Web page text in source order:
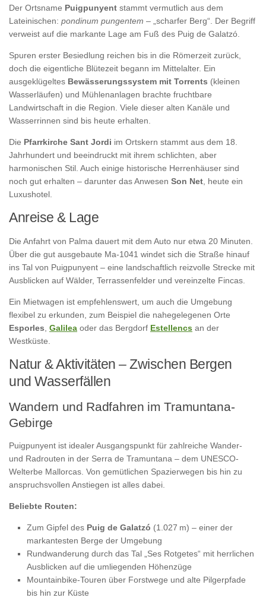
Der Ortsname Puigpunyent stammt vermutlich aus dem
Lateinischen: pondinum pungentem – „scharfer Berg“. Der Begriff
verweist auf die markante Lage am Fuß des Puig de Galatzó.
Spuren erster Besiedlung reichen bis in die Römerzeit zurück,
doch die eigentliche Blütezeit begann im Mittelalter. Ein
ausgeklügeltes Bewässerungssystem mit Torrents (kleinen
Wasserläufen) und Mühlenanlagen brachte fruchtbare
Landwirtschaft in die Region. Viele dieser alten Kanäle und
Wasserrinnen sind bis heute erhalten.
Die Pfarrkirche Sant Jordi im Ortskern stammt aus dem 18.
Jahrhundert und beeindruckt mit ihrem schlichten, aber
harmonischen Stil. Auch einige historische Herrenhäuser sind
noch gut erhalten – darunter das Anwesen Son Net , heute ein
Luxushotel.
Anreise & Lage
Die Anfahrt von Palma dauert mit dem Auto nur etwa 20 Minuten.
Über die gut ausgebaute Ma-1041 windet sich die Straße hinauf
ins Tal von Puigpunyent – eine landschaftlich reizvolle Strecke mit
Ausblicken auf Wälder, Terrassenfelder und vereinzelte Fincas.
Ein Mietwagen ist empfehlenswert, um auch die Umgebung
flexibel zu erkunden, zum Beispiel die nahegelegenen Orte
Esporles Galilea oder das Bergdorf Estellencs an der
Westküste.
Natur & Aktivitäten – Zwischen Bergen
und Wasserfällen
Wandern und Radfahren im Tramuntana-
Gebirge
Puigpunyent ist idealer Ausgangspunkt für zahlreiche Wander-
und Radrouten in der Serra de Tramuntana – dem UNESCO-
Welterbe Mallorcas. Von gemütlichen Spazierwegen bis hin zu
anspruchsvollen Anstiegen ist alles dabei.
Beliebte Routen:
Zum Gipfel des Puig de Galatzó (1.027 m) – einer der
markantesten Berge der Umgebung
Rundwanderung durch das Tal „Ses Rotgetes“ mit herrlichen
Ausblicken auf die umliegenden Höhenzüge
Mountainbike-Touren über Forstwege und alte Pilgerpfade
bis hin zur Küste